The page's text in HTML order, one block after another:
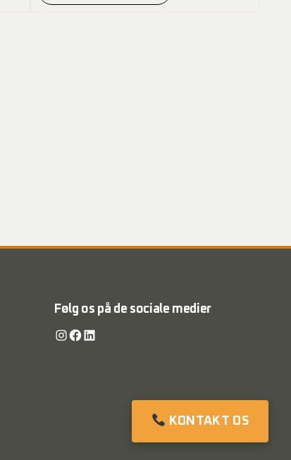
Følg os på de sociale medier
Instagram Facebook LinkedIn
KONTAKT OS